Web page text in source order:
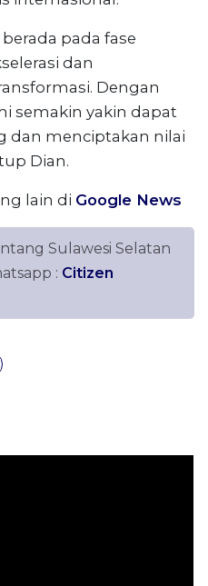
berada pada fase
dan
Dengan
semakin yakin dapat
dan menciptakan nilai
Dian.
lain di Google News
Sulawesi Selatan
: Citizen